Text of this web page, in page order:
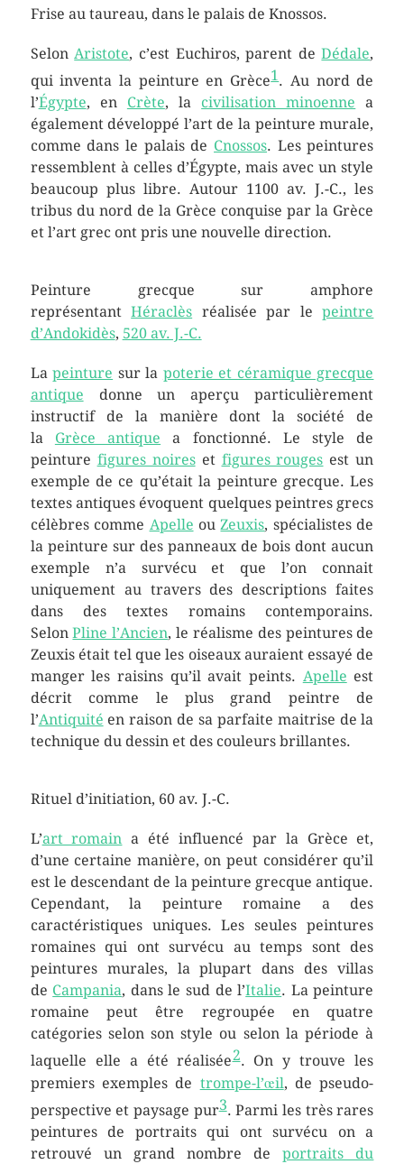
Frise au taureau, dans le palais de Knossos.
SelonAristote, c’est Euchiros, parent deDédale,
qui inventa la peinture en Grèce1. Au nord de
l’Égypte, en Crète, la civilisation minoenne a
également développé l’art de la peinture murale,
comme dans le palais de Cnossos. Les peintures
ressemblent à celles d’Égypte, mais avec un style
beaucoup plus libre. Autour 1100 av. J.-C., les
tribus du nord de la Grèce conquise par la Grèce
et l’art grec ont pris une nouvelle direction.
Peinture grecque sur amphore
représentantHéraclès réalisée par lepeintre
d’Andokidès, 520 av. J.-C.
Lapeinture sur la poterie et céramique grecque
antique donne un aperçu particulièrement
instructif de la manière dont la société de
la Grèce antique a fonctionné. Le style de
peinture figures noireset figures rouges est un
exemple de ce qu’était la peinture grecque. Les
textes antiques évoquent quelques peintres grecs
célèbres comme Apelle ouZeuxis, spécialistes de
la peinture sur des panneaux de bois dont aucun
exemple n’a survécu et que l’on connait
uniquement au travers des descriptions faites
dans des textes romains contemporains.
SelonPline l’Ancien, le réalisme des peintures de
Zeuxis était tel que les oiseaux auraient essayé de
manger les raisins qu’il avait peints. Apelle est
décrit comme le plus grand peintre de
l’Antiquité en raison de sa parfaite maitrise de la
technique du dessin et des couleurs brillantes.
Rituel d’initiation, 60 av. J.-C.
L’art romain a été influencé par la Grèce et,
d’une certaine manière, on peut considérer qu’il
est le descendant de la peinture grecque antique.
Cependant, la peinture romaine a des
caractéristiques uniques. Les seules peintures
romaines qui ont survécu au temps sont des
peintures murales, la plupart dans des villas
de Campania, dans le sud de l’Italie. La peinture
romaine peut être regroupée en quatre
catégories selon son style ou selon la période à
laquelle elle a été réalisée2. On y trouve les
premiers exemples de trompe-l’œil, de pseudo-
perspective et paysage pur3. Parmi les très rares
peintures de portraits qui ont survécu on a
retrouvé un grand nombre deportraits du